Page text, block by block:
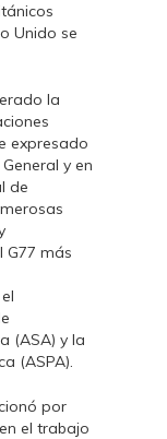
Unido se
la
expresado
y en
de
G77 más
(ASA) y la
(ASPA).
por
el trabajo